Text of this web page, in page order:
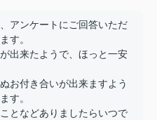
アンケートにご回答いただ
す。
出来たようで、ほっと一安
お付き合いが出来ますよう
す。
となどありましたらいつで